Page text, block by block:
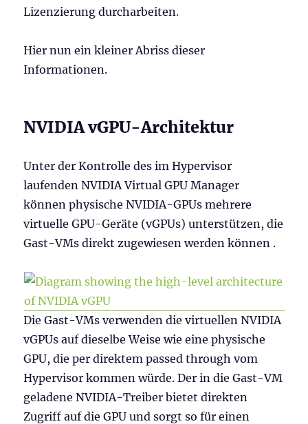
Lizenzierung durcharbeiten.
Hier nun ein kleiner Abriss dieser
Informationen.
NVIDIA vGPU-Architektur
Unter der Kontrolle des im Hypervisor
laufenden NVIDIA Virtual GPU Manager
können physische NVIDIA-GPUs mehrere
virtuelle GPU-Geräte (vGPUs) unterstützen, die
Gast-VMs direkt zugewiesen werden können .
Die Gast-VMs verwenden die virtuellen NVIDIA
vGPUs auf dieselbe Weise wie eine physische
GPU, die per direktem passed through vom
Hypervisor kommen würde. Der in die Gast-VM
geladene NVIDIA-Treiber bietet direkten
Zugriff auf die GPU und sorgt so für einen